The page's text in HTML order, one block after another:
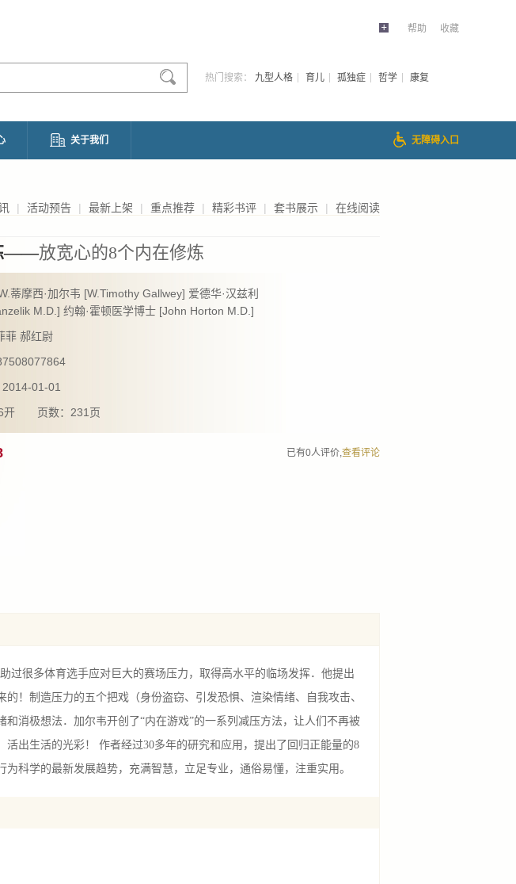
帮助 收藏
热门搜索： 九型人格 育儿 孤独症 哲学 康复
关于我们 无障碍入口
| 活动预告 | 最新上架 | 重点推荐 | 精彩书评 | 套书展示 | 在线阅读
——放宽心的8个内在修炼
蒂摩西·加尔韦 [W.Timothy Gallwey] 爱德华·汉兹利
M.D.] 约翰·霍顿医学博士 [John Horton M.D.]
菲 郝红尉
01-01
开 页数：231页
已有0人评价,查看评论
过很多体育选手应对巨大的赛场压力，取得高水平的临场发挥．他提出
！制造压力的五个把戏（身份盗窃、引发恐惧、渲染情绪、自我攻击、
消极想法．加尔韦开创了“内在游戏”的一系列减压方法，让人们不再被
出生活的光彩！ 作者经过30多年的研究和应用，提出了回归正能量的8
科学的最新发展趋势，充满智慧，立足专业，通俗易懂，注重实用。